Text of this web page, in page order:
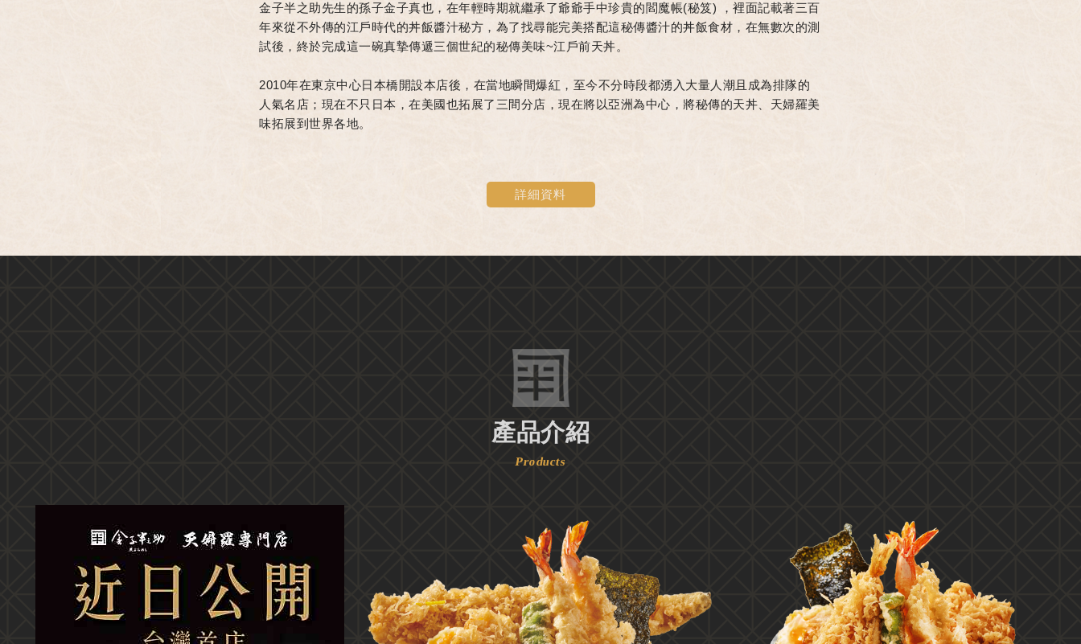
金子半之助先生的孫子金子真也，在年輕時期就繼承了爺爺手中珍貴的閻魔帳(秘笈) ，裡面記載著三百
年來從不外傳的江戶時代的丼飯醬汁秘方，為了找尋能完美搭配這秘傳醬汁的丼飯食材，在無數次的測
試後，終於完成這一碗真摯傳遞三個世紀的秘傳美味~江戶前天丼。
2010年在東京中心日本橋開設本店後，在當地瞬間爆紅，至今不分時段都湧入大量人潮且成為排隊的
人氣名店；現在不只日本，在美國也拓展了三間分店，現在將以亞洲為中心，將秘傳的天丼、天婦羅美
味拓展到世界各地。
詳細資料
產品介紹
Products